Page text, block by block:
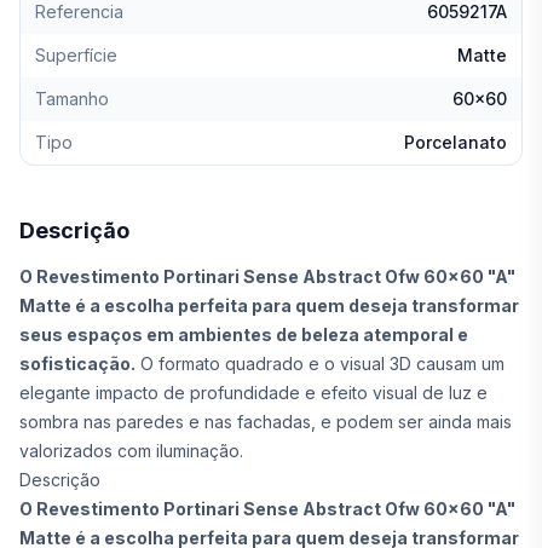
Referencia 6059217A
Superfície Matte
Tamanho 60x60
Tipo Porcelanato
Descrição
O Revestimento Portinari Sense Abstract Ofw 60x60 "A"
Matte é a escolha perfeita para quem deseja transformar
seus espaços em ambientes de beleza atemporal e
sofisticação. O formato quadrado e o visual 3D causam um
elegante impacto de profundidade e efeito visual de luz e
sombra nas paredes e nas fachadas, e podem ser ainda mais
valorizados com iluminação.
Descrição
O Revestimento Portinari Sense Abstract Ofw 60x60 "A"
Matte é a escolha perfeita para quem deseja transformar